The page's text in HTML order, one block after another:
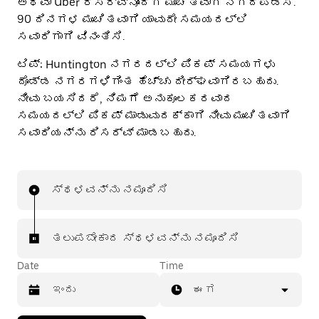
90 ದಿನಗಳ ಮುಂಚಿತವಾಗಿ ಯಾವುದೇ ಸಮಯದಲ್ಲಿ
ಸವಾರಿಗಾಗಿ ವಿನಂತಿಸಿ.
ಟಿಪ್: Huntington ನಗರದಲ್ಲಿ ಪಿಕಪ್ ಸಮಯಗಳು
ದೊಡ್ಡ ನಗರಗಳಿಗಿಂತ ಹೆಚ್ಚು ದೀರ್ಘವಾಗಿರಬಹುದು.
ನೀವು ಬಯಸಿದರೆ, ನಿಮಗೆ ಅನುಕೂಲಕರವಾದ
ಸಮಯದಲ್ಲಿ ಪಿಕಪ್ ಮಾಡುವುದಕ್ಕಾಗಿ ನೀವು ಮುಂಚಿತವಾಗಿ
ಸವಾರಿಯನ್ನು ರಿಸರ್ವ್ ಮಾಡಬಹುದು.
ಸ್ಥಳವನ್ನು ನಮೂದಿಸಿ
ತಲುಪಬೇಕಾದ ಸ್ಥಳವನ್ನು ನಮೂದಿಸಿ
Date Time
ಈಗ